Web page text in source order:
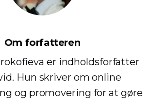
Om forfatteren
er indholdsforfatter
Hun skriver om online
og promovering for at gøre